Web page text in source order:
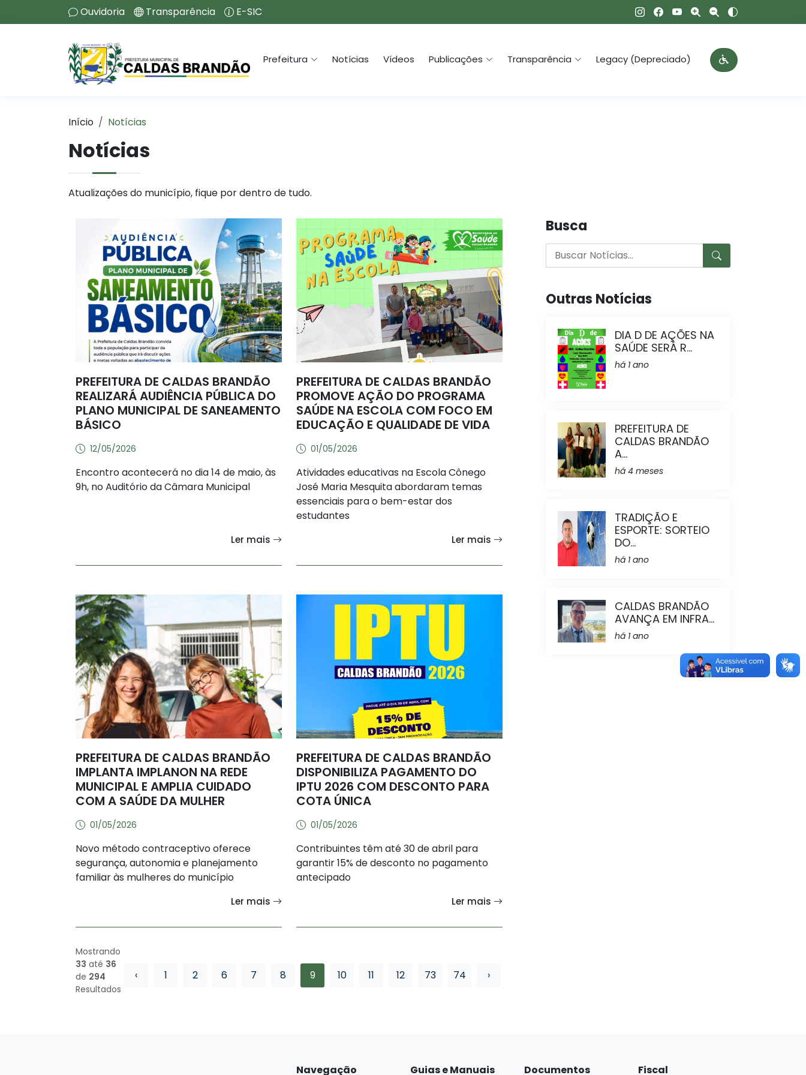
Ouvidoria Transparência E-SIC
Prefeitura Notícias Vídeos Publicações Transparência Legacy (Depreciado)
Início Notícias
Notícias
Atualizações do município, fique por dentro de tudo.
PREFEITURA DE CALDAS BRANDÃO
REALIZARÁ AUDIÊNCIA PÚBLICA DO
PLANO MUNICIPAL DE SANEAMENTO
BÁSICO
12/05/2026
Encontro acontecerá no dia 14 de maio, às
9h, no Auditório da Câmara Municipal
Ler mais
PREFEITURA DE CALDAS BRANDÃO
PROMOVE AÇÃO DO PROGRAMA
SAÚDE NA ESCOLA COM FOCO EM
EDUCAÇÃO E QUALIDADE DE VIDA
01/05/2026
Atividades educativas na Escola Cônego
José Maria Mesquita abordaram temas
essenciais para o bem-estar dos
estudantes
Ler mais
PREFEITURA DE CALDAS BRANDÃO
IMPLANTA IMPLANON NA REDE
MUNICIPAL E AMPLIA CUIDADO
COM A SAÚDE DA MULHER
01/05/2026
Novo método contraceptivo oferece
segurança, autonomia e planejamento
familiar às mulheres do município
Ler mais
PREFEITURA DE CALDAS BRANDÃO
DISPONIBILIZA PAGAMENTO DO
IPTU 2026 COM DESCONTO PARA
COTA ÚNICA
01/05/2026
Contribuintes têm até 30 de abril para
garantir 15% de desconto no pagamento
antecipado
Ler mais
Mostrando
33 até 36
de 294
Resultados
‹ 1 2 6 7 8 9 10 11 12 73 74 ›
Busca
Outras Notícias
DIA D DE AÇÕES NA
SAÚDE SERÁ R...
há 1 ano
PREFEITURA DE
CALDAS BRANDÃO
A...
há 4 meses
TRADIÇÃO E
ESPORTE: SORTEIO
DO...
há 1 ano
CALDAS BRANDÃO
AVANÇA EM INFRA...
há 1 ano
Navegação Guias e Manuais Documentos Fiscal